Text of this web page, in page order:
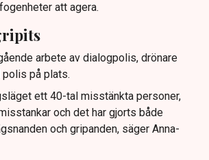
att agera.
arbete av dialogpolis, drönare
på plats.
ett 40-tal misstänkta personer,
och det har gjorts både
och gripanden, säger Anna-